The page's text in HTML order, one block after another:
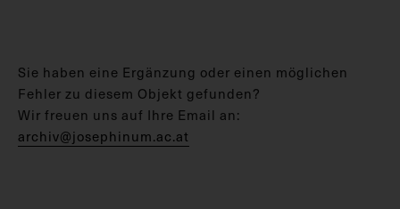
Sie haben eine Ergänzung oder einen möglichen
Fehler zu diesem Objekt gefunden?
Wir freuen uns auf Ihre Email an:
archiv@josephinum.ac.at